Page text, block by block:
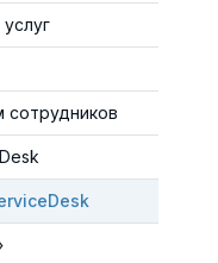
сотрудников